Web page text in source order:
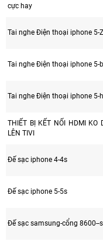
cực hay
Tai nghe Điện thoại iphone 5-
Tai nghe Điện thoại iphone 5-
Tai nghe Điện thoại iphone 5-
THIẾT BỊ KẾT NỐI HDMI KO
LÊN TIVI
Đế sạc iphone 4-4s
Đế sạc iphone 5-5s
Đế sạc samsung-cổng 8600--